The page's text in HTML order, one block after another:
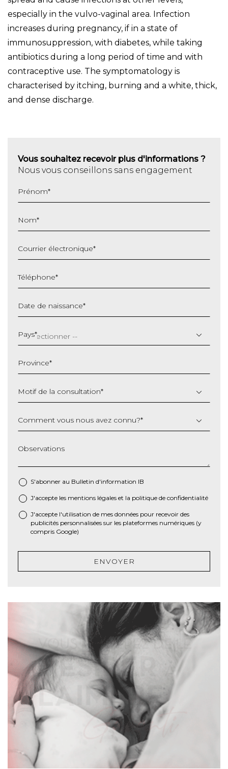
especially in the vulvo-vaginal area. Infection
increases during pregnancy, if in a state of
immunosuppression, with diabetes, while taking
antibiotics during a long period of time and with
contraceptive use. The symptomatology is
characterised by itching, burning and a white, thick,
and dense discharge.
Vous souhaitez recevoir plus d'informations ?
Nous vous conseillons sans engagement
Prénom*
Nom*
Courrier électronique*
Téléphone*
Date de naissance*
slash
MM
AAAA
Pays*
Province*
Motif de la consultation*
Comment vous nous avez connu?*
Observations
S'abonner au Bulletin d'information IB
* J'accepte les mentions légales et la politique de confidentialité
J'accepte l'utilisation de mes données pour recevoir des
publicités personnalisées sur les plateformes numériques (y
compris Google)
ENVOYER